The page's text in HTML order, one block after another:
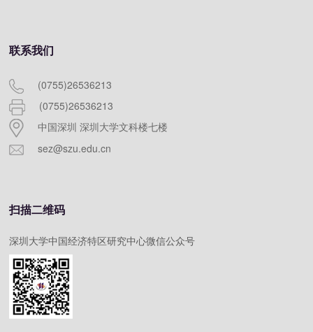
联系我们
(0755)26536213
(0755)26536213
中国深圳 深圳大学文科楼七楼
sez@szu.edu.cn
扫描二维码
深圳大学中国经济特区研究中心微信公众号